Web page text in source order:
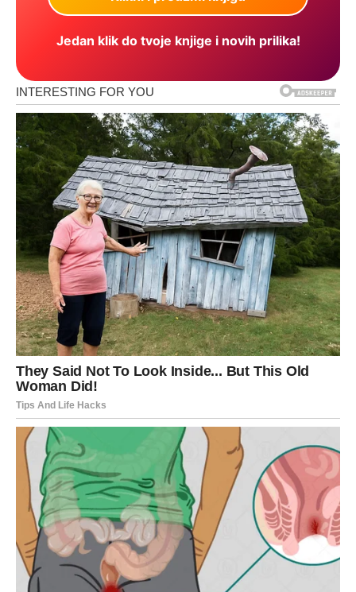
Jedan klik do tvoje knjige i novih prilika!